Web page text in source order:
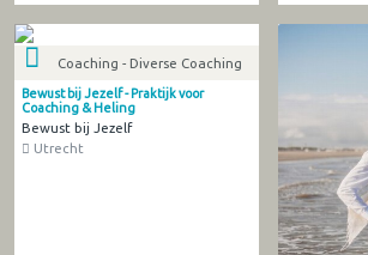
Coaching - Diverse Coaching
Bewust bij Jezelf - Praktijk voor
Coaching & Heling
Bewust bij Jezelf
Utrecht